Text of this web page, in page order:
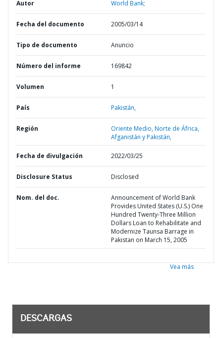
Autor World Bank;
Fecha del documento 2005/03/14
Tipo de documento Anuncio
Número del informe 169842
Volumen 1
País Pakistán,
Región
Oriente Medio, Norte de África,
Afganistán y Pakistán,
Fecha de divulgación 2022/03/25
Disclosure Status Disclosed
Nom. del doc.
Announcement of World Bank
Provides United States (U.S.) One
Hundred Twenty-Three Million
Dollars Loan to Rehabilitate and
Modernize Taunsa Barrage in
Pakistan on March 15, 2005
Vea más
DESCARGAS